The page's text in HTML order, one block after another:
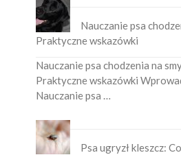
Nauczanie psa
Praktyczne wskazówki
Nauczanie psa chodzenia na
Praktyczne wskazówki
Nauczanie psa …
Psa ugryzł kleszcz: